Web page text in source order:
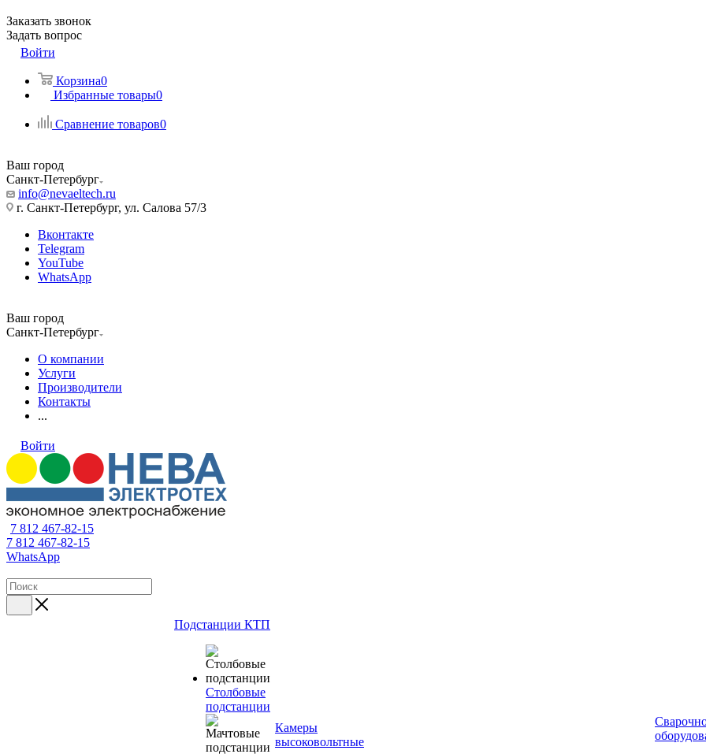
Заказать звонок
Задать вопрос
Войти
Корзина0
Избранные товары0
Сравнение товаров0
Ваш город
Санкт-Петербург
info@nevaeltech.ru
г. Санкт-Петербург, ул. Салова 57/3
Вконтакте
Telegram
YouTube
WhatsApp
Ваш город
Санкт-Петербург
О компании
Услуги
Производители
Контакты
...
Войти
7 812 467-82-15
7 812 467-82-15
WhatsApp
Подстанции КТП
Столбовые
подстанции
Камеры
высоковольтные